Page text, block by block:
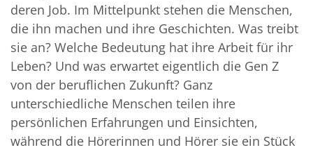
deren Job. Im Mittelpunkt stehen die Menschen,
die ihn machen und ihre Geschichten. Was treibt
sie an? Welche Bedeutung hat ihre Arbeit für ihr
Leben? Und was erwartet eigentlich die Gen Z
von der beruflichen Zukunft? Ganz
unterschiedliche Menschen teilen ihre
persönlichen Erfahrungen und Einsichten,
während die Hörerinnen und Hörer sie ein Stück